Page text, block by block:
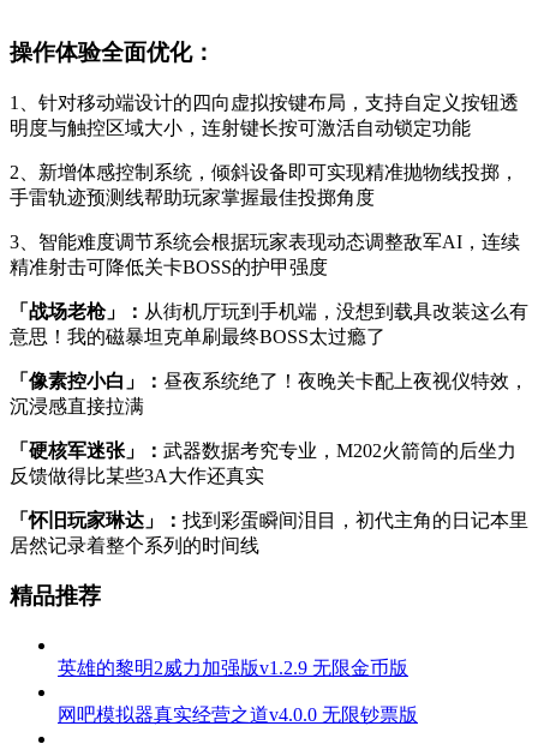
操作体验全面优化：
1、针对移动端设计的四向虚拟按键布局，支持自定义按钮透
明度与触控区域大小，连射键长按可激活自动锁定功能
2、新增体感控制系统，倾斜设备即可实现精准抛物线投掷，
手雷轨迹预测线帮助玩家掌握最佳投掷角度
3、智能难度调节系统会根据玩家表现动态调整敌军AI，连续
精准射击可降低关卡BOSS的护甲强度
「战场老枪」： 从街机厅玩到手机端，没想到载具改装这么有
意思！我的磁暴坦克单刷最终BOSS太过瘾了
「像素控小白」： 昼夜系统绝了！夜晚关卡配上夜视仪特效，
沉浸感直接拉满
「硬核军迷张」： 武器数据考究专业，M202火箭筒的后坐力
反馈做得比某些3A大作还真实
「怀旧玩家琳达」： 找到彩蛋瞬间泪目，初代主角的日记本里
居然记录着整个系列的时间线
精品推荐
英雄的黎明2威力加强版v1.2.9 无限金币版
网吧模拟器真实经营之道v4.0.0 无限钞票版